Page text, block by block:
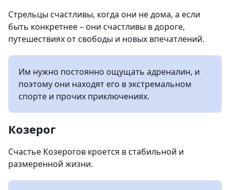
Стрельцы счастливы, когда они не дома, а если
быть конкретнее – они счастливы в дороге,
путешествиях от свободы и новых впечатлений.
Им нужно постоянно ощущать адреналин, и
поэтому они находят его в экстремальном
спорте и прочих приключениях.
Козерог
Счастье Козерогов кроется в стабильной и
размеренной жизни.